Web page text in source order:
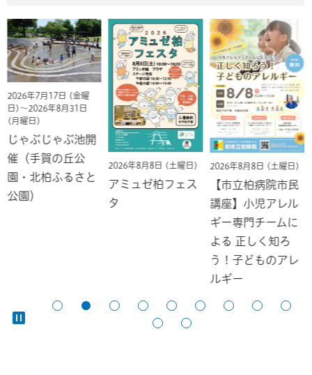
2026年7月17日 (金曜
日)～2026年8月31日
(月曜日)
じゃぶじゃぶ池開
催（手賀の丘公
園・北柏ふるさと
公園）
2026年8月8日 (土曜日)
アミュゼ柏フェス
タ
2026年8月8日 (土曜日)
【市立柏病院市民
講座】小児アレル
ギー専門チームに
よる 正しく知ろ
う！子どものアレ
ルギー